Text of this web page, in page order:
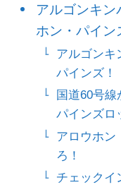
アルゴンキン
ホン・パイン
アルゴンキ
パインズ！
国道60号線
パインズロ
アロウホン
ろ！
チェックイ